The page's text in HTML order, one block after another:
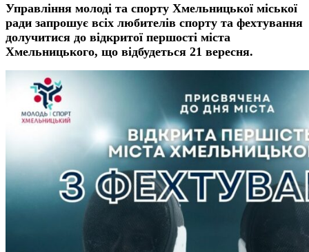
Управління молоді та спорту Хмельницької міської
ради запрошує всіх любителів спорту та фехтування
долучитися до відкритої першості міста
Хмельницького, що відбудеться 21 вересня.